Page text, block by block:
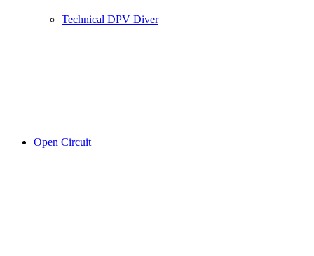
Technical DPV Diver
Open Circuit